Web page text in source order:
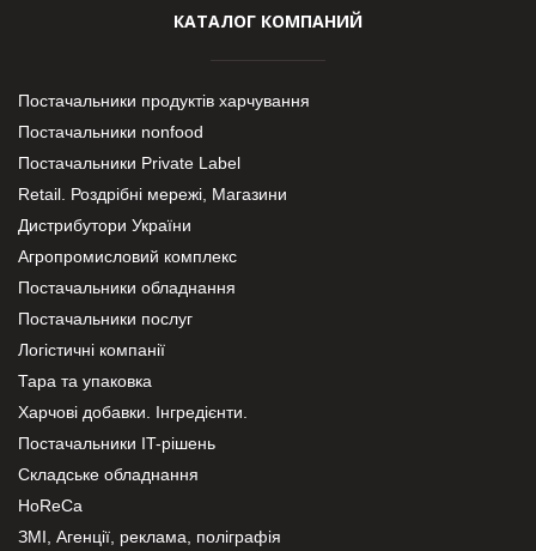
КАТАЛОГ КОМПАНИЙ
Постачальники продуктів харчування
Постачальники nonfood
Постачальники Private Label
Retail. Роздрібні мережі, Магазини
Дистрибутори України
Агропромисловий комплекс
Постачальники обладнання
Постачальники послуг
Логістичні компанії
Тара та упаковка
Харчові добавки. Інгредієнти.
Постачальники IT-рішень
Складське обладнання
HoReCa
ЗМІ, Агенції, реклама, поліграфія